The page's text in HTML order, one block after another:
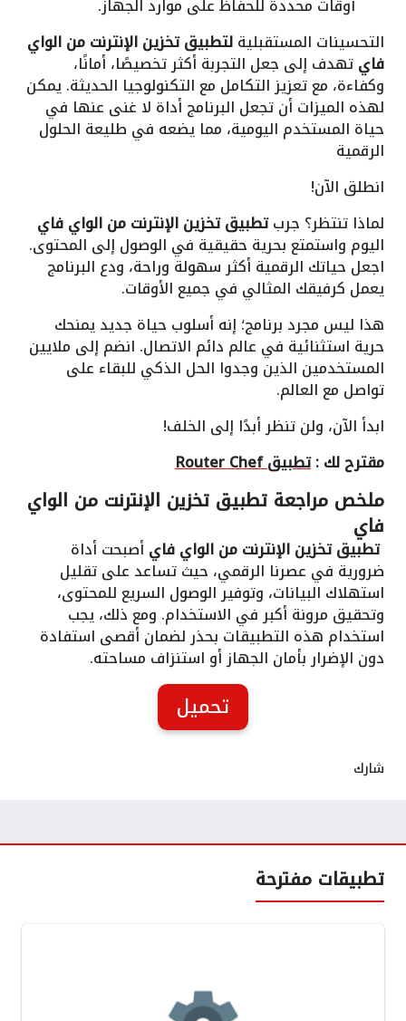
التحسينات المستقبليةلتطبيق تخزين الإنترنت من الواي
فايتهدف إلى جعل التجربة أكثر تخصيصًا، أمانًا،
وكفاءة، مع تعزيز التكامل مع التكنولوجيا الحديثة. يمكن
لهذه الميزات أن تجعل البرنامج أداة لا غنى عنها في
حياة المستخدم اليومية، مما يضعه في طليعة الحلول
الرقمية
انطلق الآن!
لماذا تنتظر؟ جربتطبيق تخزين الإنترنت من الواي فاي
اليوم واستمتع بحرية حقيقية في الوصول إلى المحتوى.
اجعل حياتك الرقمية أكثر سهولة وراحة، ودع البرنامج
يعمل كرفيقك المثالي في جميع الأوقات.
هذا ليس مجرد برنامج؛ إنه أسلوب حياة جديد يمنحك
حرية استثنائية في عالم دائم الاتصال. انضم إلى ملايين
المستخدمين الذين وجدوا الحل الذكي للبقاء على
تواصل مع العالم.
ابدأ الآن، ولن تنظر أبدًا إلى الخلف!
مقترح لك :تطبيق Router Chef
ملخص مراجعة تطبيق تخزين الإنترنت من الواي
فاي
تطبيق تخزين الإنترنت من الواي فاي أصبحت أداة
ضرورية في عصرنا الرقمي، حيث تساعد على تقليل
استهلاك البيانات، وتوفير الوصول السريع للمحتوى،
وتحقيق مرونة أكبر في الاستخدام. ومع ذلك، يجب
استخدام هذه التطبيقات بحذر لضمان أقصى استفادة
دون الإضرار بأمان الجهاز أو استنزاف مساحته.
تحميل
شارك
تطبيقات مفترحة